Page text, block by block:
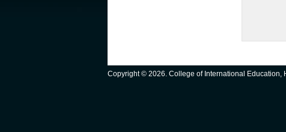
Copyright © 2026. College of International Education,